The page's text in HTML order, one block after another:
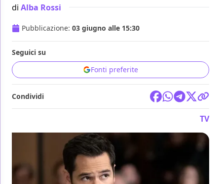
di Alba Rossi
Pubblicazione: 03 giugno alle 15:30
Seguici su
Fonti preferite
Condividi
TV